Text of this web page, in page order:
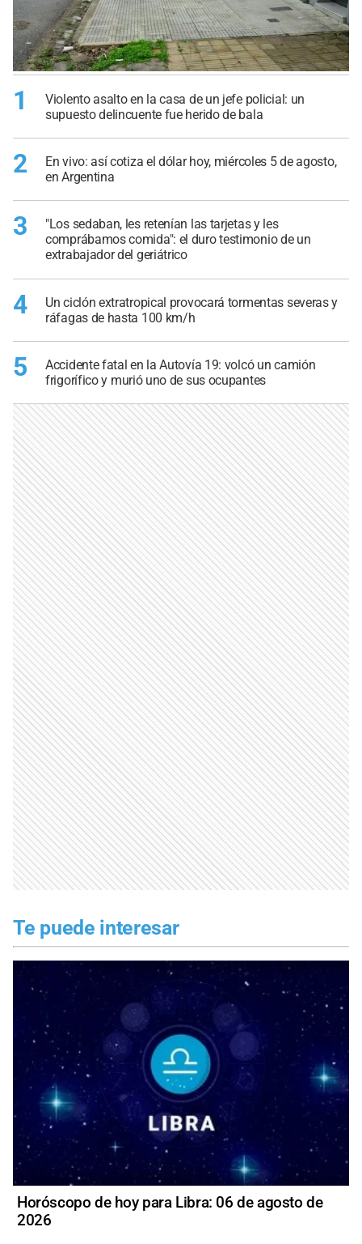
1
Violento asalto en la casa de un jefe policial: un
supuesto delincuente fue herido de bala
2
En vivo: así cotiza el dólar hoy, miércoles 5 de agosto,
en Argentina
3
"Los sedaban, les retenían las tarjetas y les
comprábamos comida": el duro testimonio de un
extrabajador del geriátrico
4
Un ciclón extratropical provocará tormentas severas y
ráfagas de hasta 100 km/h
5
Accidente fatal en la Autovía 19: volcó un camión
frigorífico y murió uno de sus ocupantes
Te puede interesar
Horóscopo de hoy para Libra: 06 de agosto de
2026